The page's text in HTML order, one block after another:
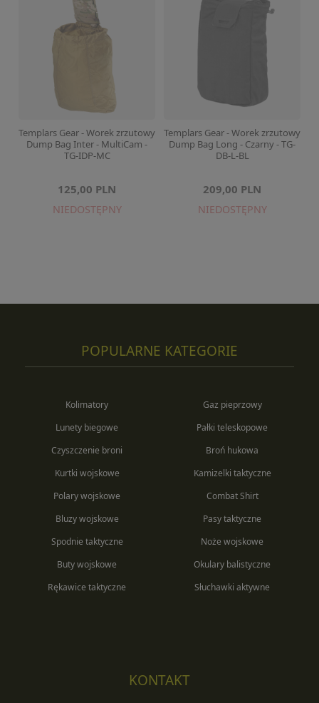
Templars Gear - Worek zrzutowy
Dump Bag Inter - MultiCam -
TG-IDP-MC
125,00 PLN
NIEDOSTĘPNY
Templars Gear - Worek zrzutowy
Dump Bag Long - Czarny - TG-
DB-L-BL
209,00 PLN
NIEDOSTĘPNY
POPULARNE KATEGORIE
Kolimatory
Lunety biegowe
Czyszczenie broni
Gaz pieprzowy
Pałki teleskopowe
Broń hukowa
Kurtki wojskowe
Polary wojskowe
Bluzy wojskowe
Kamizelki taktyczne
Combat Shirt
Pasy taktyczne
Spodnie taktyczne
Buty wojskowe
Rękawice taktyczne
Noże wojskowe
Okulary balistyczne
Słuchawki aktywne
KONTAKT